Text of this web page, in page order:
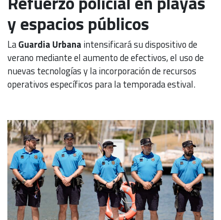
y espacios públicos
LaGuardia Urbana intensificará su dispositivo de
verano mediante el aumento de efectivos, el uso de
nuevas tecnologías y la incorporación de recursos
operativos específicos para la temporada estival.